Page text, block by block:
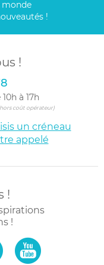
monde
!
!
à 17h
coût opérateur)
un créneau
appelé
!
!